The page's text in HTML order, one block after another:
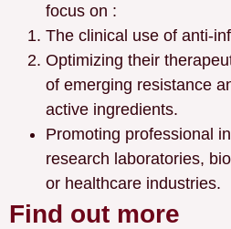
focus on :
The clinical use of anti-
Optimizing their
of emerging resistance
active ingredients.
Promoting professional
research laboratories,
or healthcare industries.
Find out more